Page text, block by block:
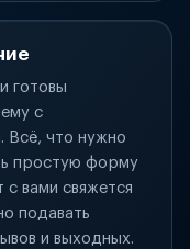
готовы
с
Всё, что нужно
простую форму
с вами свяжется
подавать
и выходных.